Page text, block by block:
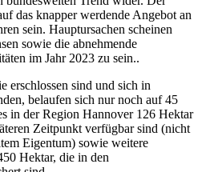
das knapper werdende Angebot an
sein. Hauptursachen scheinen
sowie die abnehmende
im Jahr 2023 zu sein..
erschlossen sind und sich in
belaufen sich nur noch auf 45
in der Region Hannover 126 Hektar
Zeitpunkt verfügbar sind (nicht
Eigentum) sowie weitere
Hektar, die in den